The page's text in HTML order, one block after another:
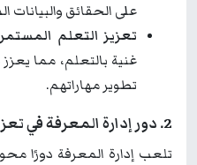
على الحقائق والبيانات
تعزيز التعلم المستمر
غنية بالتعلم، مما
تطوير مهاراتهم.
2. دور إدارة المعرفة في تعزيز الإبداع الإداري
تلعب إدارة المعرفة دورًا